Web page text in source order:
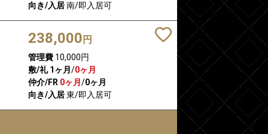
向き/入居南/即入居可
238,000 円
管理費10,000円
敷/礼 1ヶ月 /0ヶ月
仲介/FR 0ヶ月 /0ヶ月
向き/入居東/即入居可